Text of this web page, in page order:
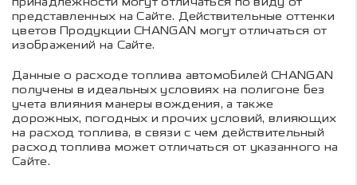
представленных на Сайте. Действительные оттенки
цветов Продукции CHANGAN могут отличаться от
изображений на Сайте.
Данные о расходе топлива автомобилей CHANGAN
получены в идеальных условиях на полигоне без
учета влияния манеры вождения, а также
дорожных, погодных и прочих условий, влияющих
на расход топлива, в связи с чем действительный
расход топлива может отличаться от указанного на
Сайте.